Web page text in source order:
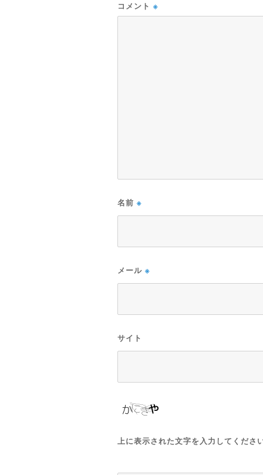
コメント ※
名前 ※
メール ※
サイト
上に表示された文字を入力してくださ